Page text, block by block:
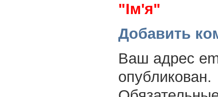
"Ім'я"
Добавить
Ваш адрес
опубликован.